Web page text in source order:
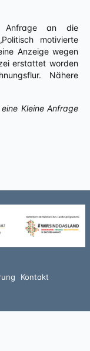
motivierte
Anzeige wegen
erstattet worden
Nähere
Kleine Anfrage
Kontakt